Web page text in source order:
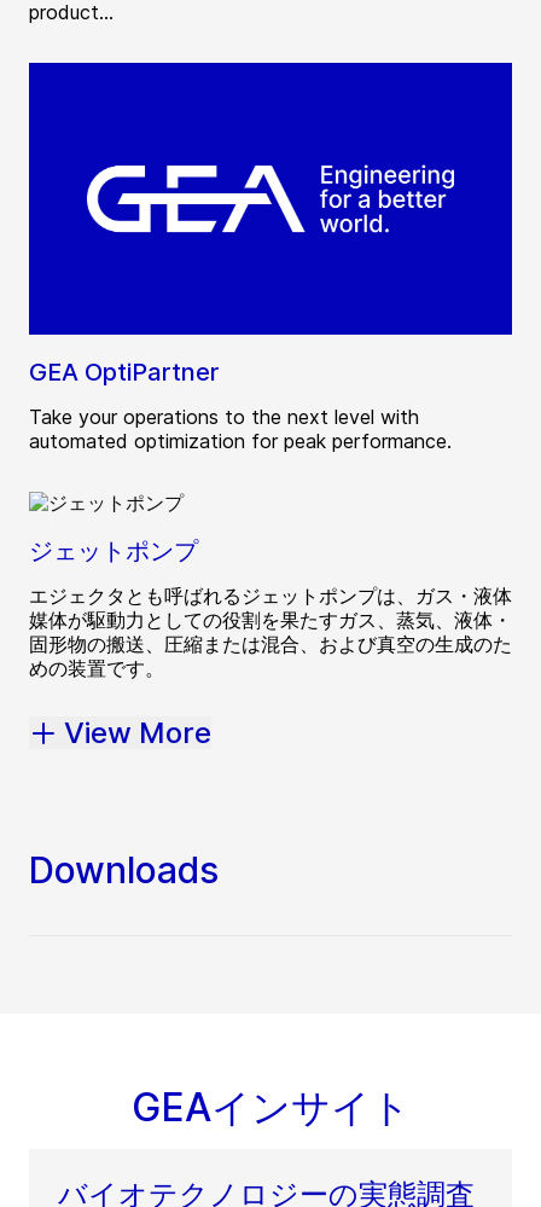
product...
GEA OptiPartner
Take your operations to the next level with
automated optimization for peak performance.
ジェットポンプ
エジェクタとも呼ばれるジェットポンプは、ガス・液体
媒体が駆動力としての役割を果たすガス、蒸気、液体・
固形物の搬送、圧縮または混合、および真空の生成のた
めの装置です。
View More
Downloads
GEAインサイト
バイオテクノロジーの実態調査